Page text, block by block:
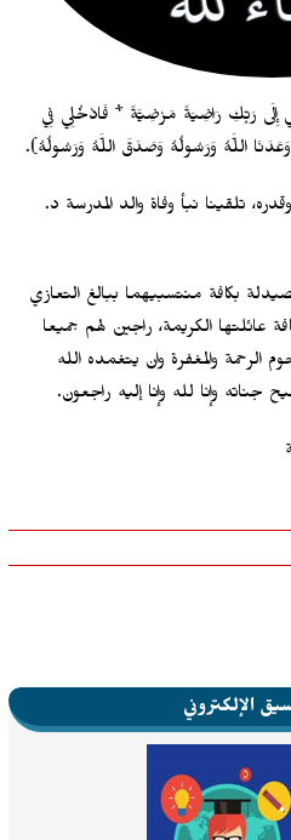
إِلَى رَبِّكِ رَاضِيَةً مَرْضِيَّةً * فَادْخُلِي فِي
اللَّهُ وَرَسُولُهُ وَصَدَقَ اللَّهُ وَرَسُولُهُ).
تلقينا نبأ وفاة والد المدرسة د.
بكافة منتسبيهما ببالغ التعازي
عائلتها الكريمة، راجين لهم جميعا
والمغفرة وان يتغمده الله
جناته وإنا لله وإنا إليه راجعون.
الإلكتروني